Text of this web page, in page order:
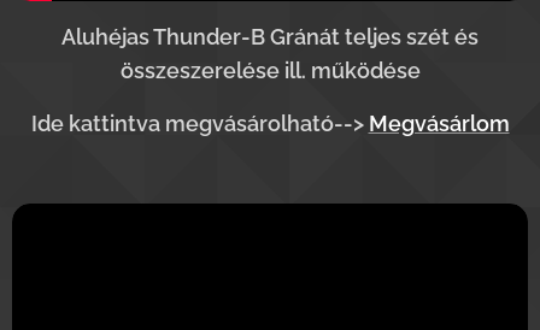
Aluhéjas Thunder-B Gránát teljes szét és
összeszerelése ill. működése
Ide kattintva megvásárolható--> Megvásárlom